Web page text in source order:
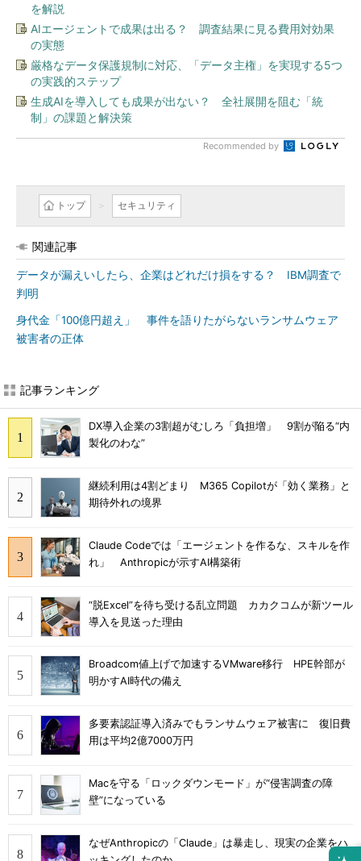
を解説
AIエージェントで成果は出る？ 調査結果に見る費用対効果
の実態
厳格なデータ保護規制に対応、「データ主権」を実現する5つ
の実践的ステップ
生成AIを導入しても成果が出ない？ 全社展開を阻む「統
制」の課題と解決策
Recommended by
トップ セキュリティ
関連記事
データが漏えいしたら、企業はどれだけ損をする？ IBM調査で
判明
身代金「100億円超え」 事件を語りたがらないランサムウェア
被害者の正体
記事ランキング
DX導入企業の3割超がむしろ「負担増」 9割が陥る“内
製化のわな”
継続利用は4割どまり M365 Copilotが「効く業務」と
期待外れの境界
Claude Codeでは「エージェントを作るな、スキルを作
れ」 Anthropicが示すAI構築術
“脱Excel”を待ち受ける乱立問題 カカクコムが新ツール
導入を見送った理由
Broadcom値上げで加速するVMware移行 HPE幹部が
明かすAI時代の備え
多要素認証導入済みでもランサムウェア被害に 復旧費
用は平均2億7000万円
Macを守る「ロックダウンモード」が“侵害調査の障
壁”になっている
なぜAnthropicの「Claude」は暴走し、現実の企業をハ